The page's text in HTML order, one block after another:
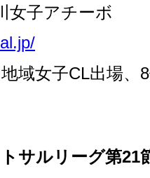
女子アチーボ
域女子CL出場、
サルリーグ第21